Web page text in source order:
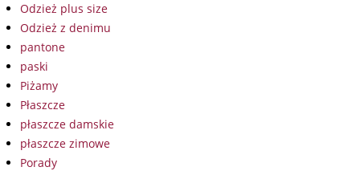
Odzież plus size
Odzież z denimu
pantone
paski
Piżamy
Płaszcze
płaszcze damskie
płaszcze zimowe
Porady